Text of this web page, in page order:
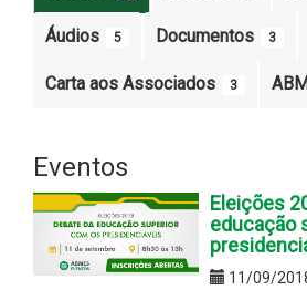
Áudios 5 Documentos 3
Carta aos Associados 3
Eventos
Eleições
educação
11/09/